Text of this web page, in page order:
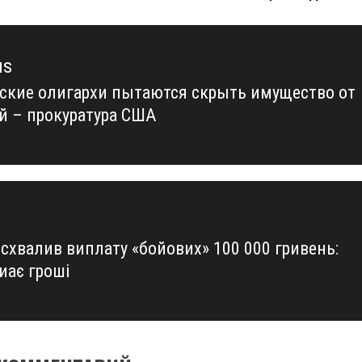
олигархи пытаются скрыть имущество от
– прокуратура США
виплату «бойових» 100 000 гривень:
гроші